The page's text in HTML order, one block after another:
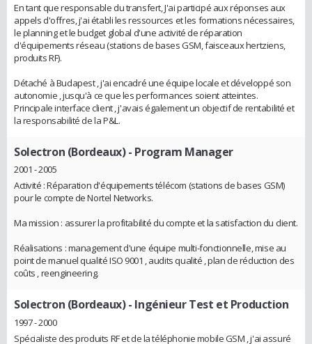
En tant que responsable du transfert, J'ai participé aux réponses aux
appels d'offres, j'ai établi les ressources et les formations nécessaires,
le planning et le budget global d'une activité de réparation
d'équipements réseau (stations de bases GSM, faisceaux hertziens,
produits RF).
Détaché à Budapest , j'ai encadré une équipe locale et développé son
autonomie , jusqu'à ce que les performances soient atteintes.
Principale interface client , j'avais également un objectif de rentabilité et
la responsabilité de la P&L.
Solectron (Bordeaux)- Program Manager
2001 - 2005
Activité : Réparation d'équipements télécom (stations de bases GSM)
pour le compte de Nortel Networks.
Ma mission : assurer la profitabilité du compte et la satisfaction du client.
Réalisations : management d'une équipe multi-fonctionnelle, mise au
point de manuel qualité ISO 9001 , audits qualité , plan de réduction des
coûts , reengineering.
Solectron (Bordeaux)- Ingénieur Test et Production
1997 - 2000
Spécialiste des produits RF et de la téléphonie mobile GSM , j'ai assuré